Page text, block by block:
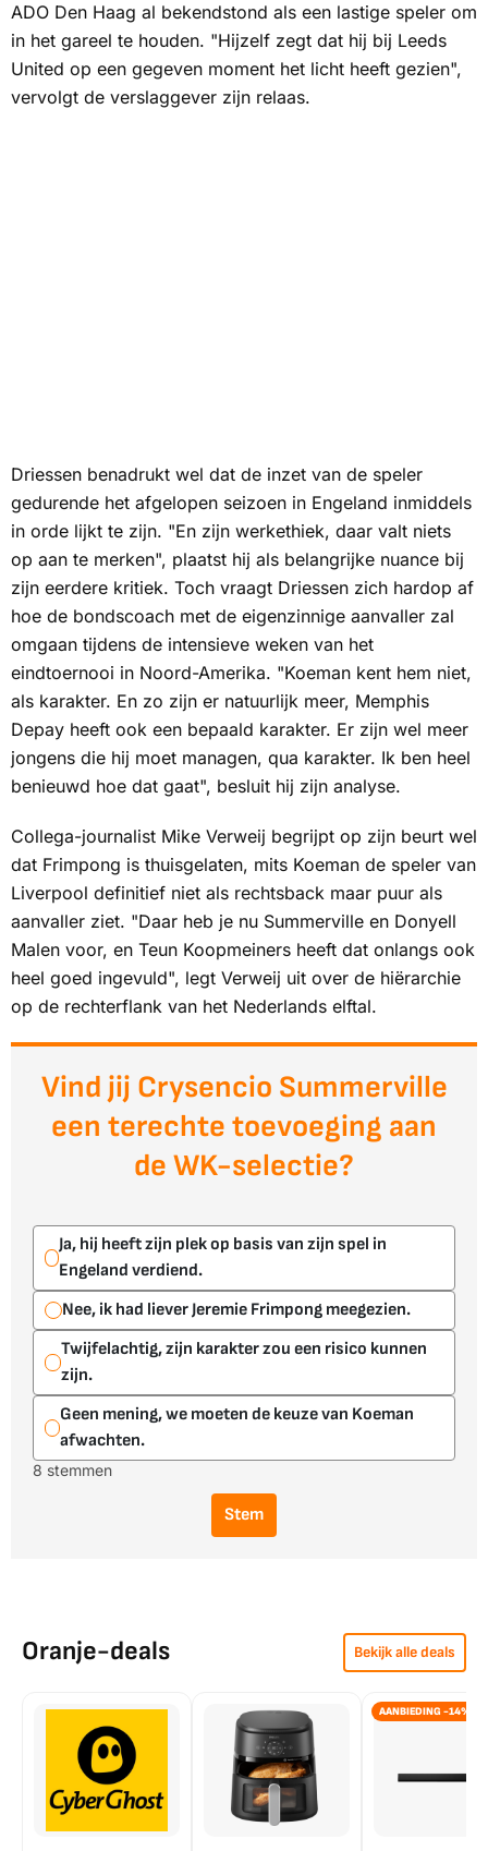
ADO Den Haag al bekendstond als een lastige speler om
in het gareel te houden. "Hijzelf zegt dat hij bij Leeds
United op een gegeven moment het licht heeft gezien",
vervolgt de verslaggever zijn relaas.
Driessen benadrukt wel dat de inzet van de speler
gedurende het afgelopen seizoen in Engeland inmiddels
in orde lijkt te zijn. "En zijn werkethiek, daar valt niets
op aan te merken", plaatst hij als belangrijke nuance bij
zijn eerdere kritiek. Toch vraagt Driessen zich hardop af
hoe de bondscoach met de eigenzinnige aanvaller zal
omgaan tijdens de intensieve weken van het
eindtoernooi in Noord-Amerika. "Koeman kent hem niet,
als karakter. En zo zijn er natuurlijk meer, Memphis
Depay heeft ook een bepaald karakter. Er zijn wel meer
jongens die hij moet managen, qua karakter. Ik ben heel
benieuwd hoe dat gaat", besluit hij zijn analyse.
Collega-journalist Mike Verweij begrijpt op zijn beurt wel
dat Frimpong is thuisgelaten, mits Koeman de speler van
Liverpool definitief niet als rechtsback maar puur als
aanvaller ziet. "Daar heb je nu Summerville en Donyell
Malen voor, en Teun Koopmeiners heeft dat onlangs ook
heel goed ingevuld", legt Verweij uit over de hiërarchie
op de rechterflank van het Nederlands elftal.
Vind jij Crysencio Summerville
een terechte toevoeging aan
de WK-selectie?
Ja, hij heeft zijn plek op basis van zijn spel in
Engeland verdiend.
Nee, ik had liever Jeremie Frimpong meegezien.
Twijfelachtig, zijn karakter zou een risico kunnen
zijn.
Geen mening, we moeten de keuze van Koeman
afwachten.
8 stemmen
Stem
Oranje-deals Bekijk alle deals
AANBIEDING -14%